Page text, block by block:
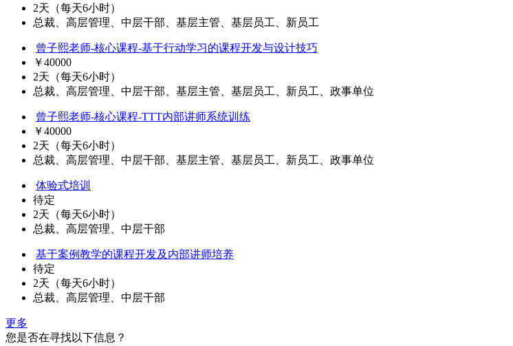
2天（每天6小时）
总裁、高层管理、中层干部、基层主管、基层员工、新员工
曾子熙老师-核心课程-基于行动学习的课程开发与设计技巧
￥40000
2天（每天6小时）
总裁、高层管理、中层干部、基层主管、基层员工、新员工、政事单位
曾子熙老师-核心课程-TTT内部讲师系统训练
￥40000
2天（每天6小时）
总裁、高层管理、中层干部、基层主管、基层员工、新员工、政事单位
体验式培训
待定
2天（每天6小时）
总裁、高层管理、中层干部
基于案例教学的课程开发及内部讲师培养
待定
2天（每天6小时）
总裁、高层管理、中层干部
更多
您是否在寻找以下信息？